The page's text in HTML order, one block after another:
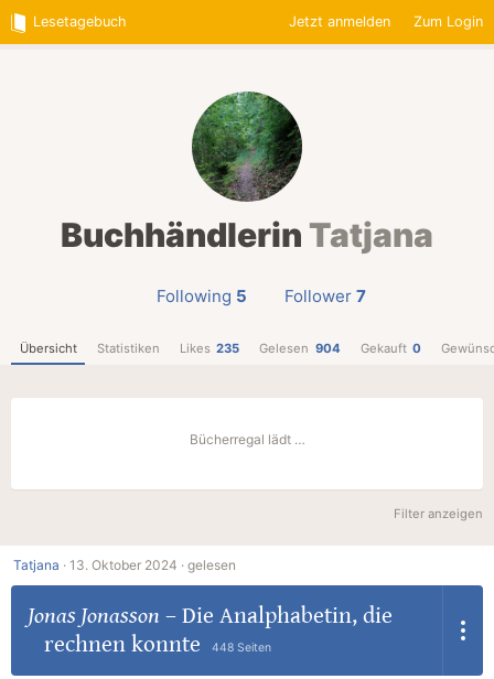
Lesetagebuch Jetzt anmelden Zum Login
Buchhändlerin Tatjana
Following 5 Follower 7
Übersicht Statistiken Likes 235 Gelesen 904 Gekauft 0
Bücherregal lädt …
Filter anzeigen
Tatjana · 13. Oktober 2024 · gelesen
Jonas Jonasson – Die Analphabetin, die
rechnen konnte
448 Seiten